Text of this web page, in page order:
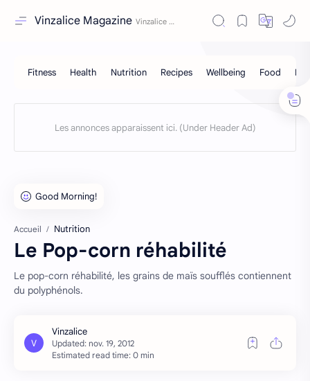
Vinzalice Magazine
Accueil Nutrition
Le Pop-corn réhabilité
Le pop-corn réhabilité, les grains de maïs soufflés contiennent
du polyphénols.
Estimated read time: 0 min